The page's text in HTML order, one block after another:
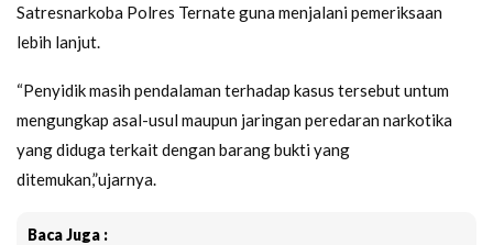
Satresnarkoba Polres Ternate guna menjalani pemeriksaan
lebih lanjut.
“Penyidik masih pendalaman terhadap kasus tersebut untum
mengungkap asal-usul maupun jaringan peredaran narkotika
yang diduga terkait dengan barang bukti yang
ditemukan,”ujarnya.
Baca Juga :